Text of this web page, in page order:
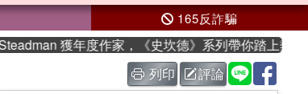
165反詐騙
獲年度作家，《史坎德》系列帶你踏上熱血奇幻
列印 評論